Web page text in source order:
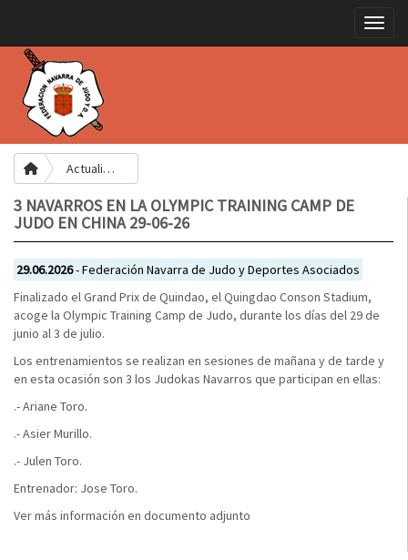
Actualidad
3 NAVARROS EN LA OLYMPIC TRAINING CAMP DE
JUDO EN CHINA 29-06-26
29.06.2026- Federación Navarra de Judo y Deportes Asociados
Finalizado el Grand Prix de Quindao, el Quingdao Conson Stadium,
acoge la Olympic Training Camp de Judo, durante los días del 29 de
junio al 3 de julio.
Los entrenamientos se realizan en sesiones de mañana y de tarde y
en esta ocasión son 3 los Judokas Navarros que participan en ellas:
.- Ariane Toro.
.- Asier Murillo.
.- Julen Toro.
Entrenador: Jose Toro.
Ver más información en documento adjunto